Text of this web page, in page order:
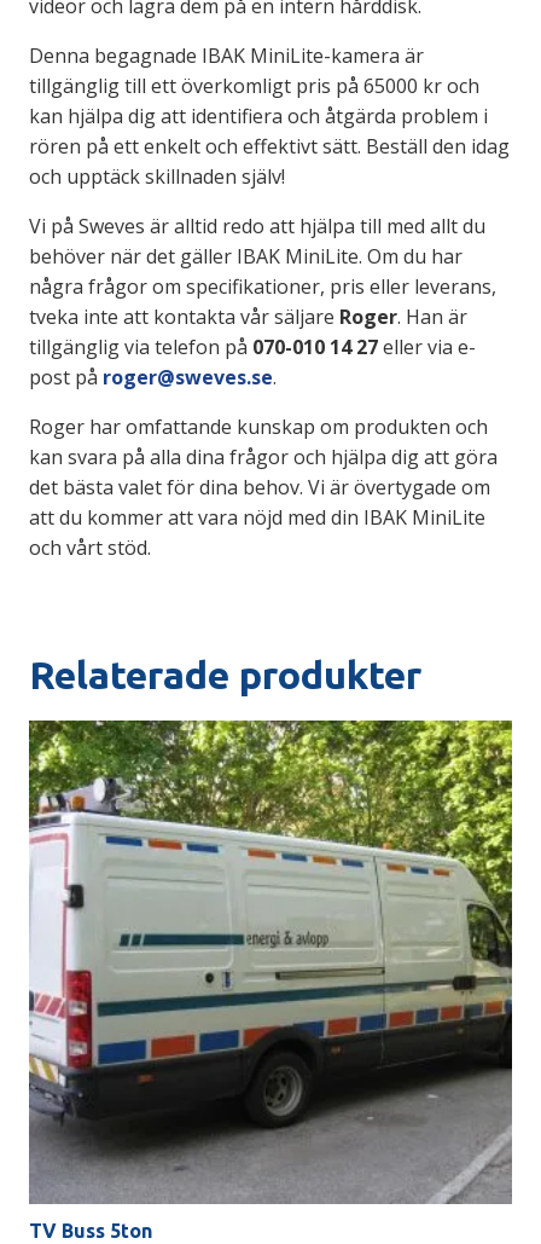
videor och lagra dem på en intern hårddisk.
Denna begagnade IBAK MiniLite-kamera är
tillgänglig till ett överkomligt pris på 65000 kr och
kan hjälpa dig att identifiera och åtgärda problem i
rören på ett enkelt och effektivt sätt. Beställ den idag
och upptäck skillnaden själv!
Vi på Sweves är alltid redo att hjälpa till med allt du
behöver när det gäller IBAK MiniLite. Om du har
några frågor om specifikationer, pris eller leverans,
tveka inte att kontakta vår säljare Roger. Han är
tillgänglig via telefon på 070-010 14 27eller via e-
post på roger@sweves.se.
Roger har omfattande kunskap om produkten och
kan svara på alla dina frågor och hjälpa dig att göra
det bästa valet för dina behov. Vi är övertygade om
att du kommer att vara nöjd med din IBAK MiniLite
och vårt stöd.
Relaterade produkter
TV Buss 5ton